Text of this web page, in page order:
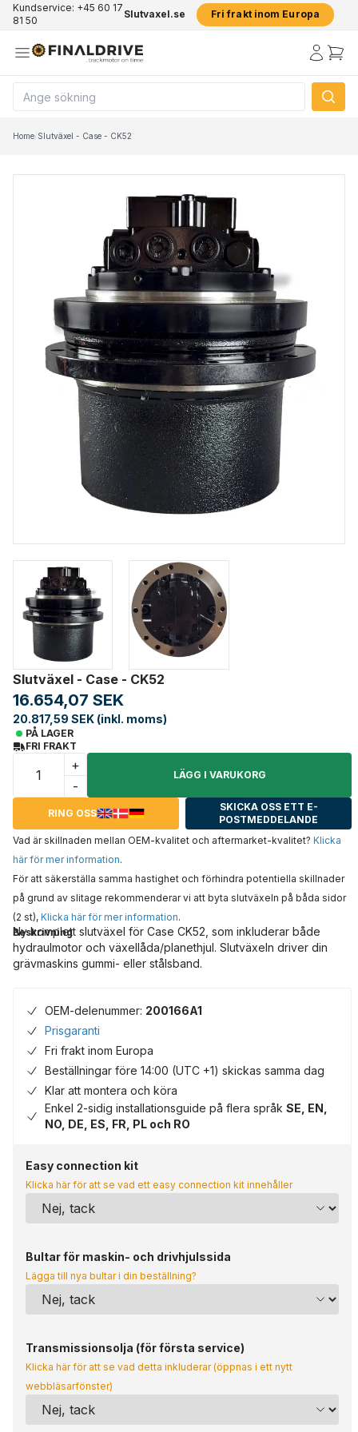
Kundservice: +45 60 17
81 50
Slutvaxel.se Fri frakt inom Europa
Home/Slutväxel - Case - CK52
Slutväxel - Case - CK52
16.654,07 SEK
20.817,59 SEK (inkl. moms)
PÅ LAGER
FRI FRAKT
+
-
LÄGG I VARUKORG
RING OSS
SKICKA OSS ETT E-
POSTMEDDELANDE
Vad är skillnaden mellan OEM-kvalitet och aftermarket-kvalitet? Klicka
här för mer information.
För att säkerställa samma hastighet och förhindra potentiella skillnader
på grund av slitage rekommenderar vi att byta slutväxeln på båda sidor
(2 st), Klicka här för mer information.
Beskrivning
Ny komplett slutväxel för Case CK52, som inkluderar både
hydraulmotor och växellåda/planethjul. Slutväxeln driver din
grävmaskins gummi- eller stålsband.
OEM-delenummer: 200166A1
Prisgaranti
Fri frakt inom Europa
Beställningar före 14:00 (UTC +1) skickas samma dag
Klar att montera och köra
Enkel 2-sidig installationsguide på flera språk SE, EN,
NO, DE, ES, FR, PL och RO
Easy connection kit
Klicka här för att se vad ett easy connection kit innehåller
Bultar för maskin- och drivhjulssida
Lägga till nya bultar i din beställning?
Transmissionsolja (för första service)
Klicka här för att se vad detta inkluderar (öppnas i ett nytt
webbläsarfönster)